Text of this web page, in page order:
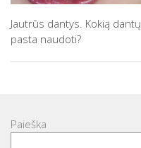
Jautrūs dantys. Kokią dantų
pasta naudoti?
Paieška